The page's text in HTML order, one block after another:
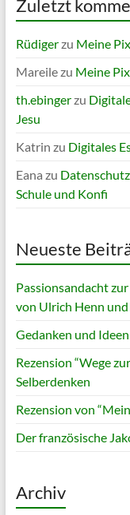
Zuletzt
Rüdigerzu Meine
Mareilezu Meine
th.ebingerzu
Jesu
Katrin zu Digitales
Eana zu
Schule und Konfi
Neueste
Passionsandacht
von Ulrich Henn
Gedanken und
Rezension “Wege
Selberdenken
Rezension von
Der französische
Archiv